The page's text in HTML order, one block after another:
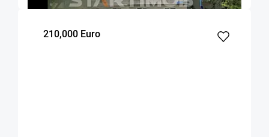
210,000 Euro